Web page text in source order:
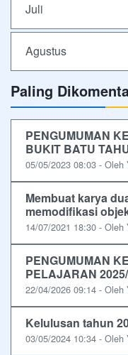
Juli
Agustus
Paling
PENGUMUMAN
BUKIT BATU
05/05/2023 08:03 -
Membuat karya
memodifikasi
14/07/2021 18:30 -
PENGUMUMAN
PELAJARAN
22/04/2026 09:14 -
Kelulusan tahun
03/05/2024 10:34 -